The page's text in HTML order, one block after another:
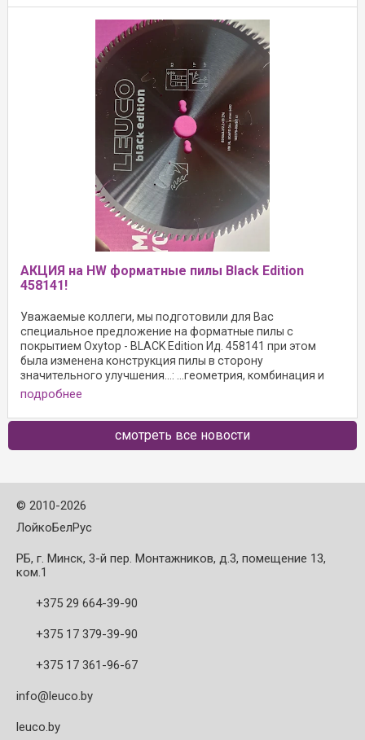
АКЦИЯ на HW форматные пилы Black Edition
458141!
Уважаемые коллеги, мы подготовили для Вас
специальное предложение на форматные пилы с
покрытием Oxytop - BLACK Edition Ид. 458141 при этом
была изменена конструкция пилы в сторону
значительного улучшения…: …геометрия, комбинация и
увеличенные
подробнее
смотреть все новости
© 2010-2026
ЛойкоБелРус
РБ, г. Минск, 3-й пер. Монтажников, д.3, помещение 13,
ком.1
+375 29 664-39-90
+375 17 379-39-90
+375 17 361-96-67
info@leuco.by
leuco.by